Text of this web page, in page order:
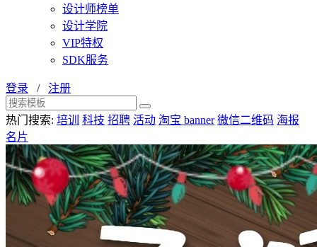
设计师榜单
设计学院
VIP特权
SDK服务
登录 / 注册
热门搜索: 培训 科技 招聘 活动 淘宝 banner 微信二维码 海报
名片